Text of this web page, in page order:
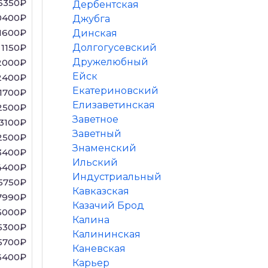
1150₽
Дербентская
Джубга
Динская
Долгогусевский
Дружелюбный
Ейск
Екатериновский
Елизаветинская
Заветное
Заветный
Знаменский
Ильский
Индустриальный
Кавказская
Казачий Брод
Калина
Калининская
Каневская
Карьер